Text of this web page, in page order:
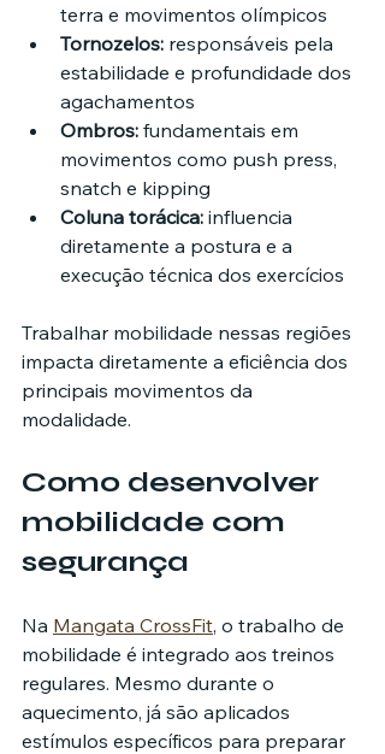
terra e movimentos olímpicos
Tornozelos: responsáveis pela
estabilidade e profundidade dos
agachamentos
Ombros: fundamentais em
movimentos como push press,
snatch e kipping
Coluna torácica: influencia
diretamente a postura e a
execução técnica dos exercícios
Trabalhar mobilidade nessas regiões
impacta diretamente a eficiência dos
principais movimentos da
modalidade.
Como desenvolver
mobilidade com
segurança
Na Mangata CrossFit, o trabalho de
mobilidade é integrado aos treinos
regulares. Mesmo durante o
aquecimento, já são aplicados
estímulos específicos para preparar